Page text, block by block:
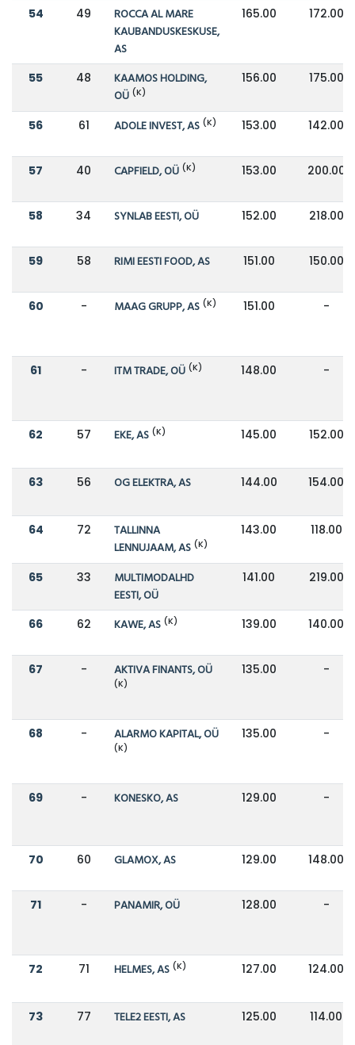
54 49
ROCCA AL MARE
KAUBANDUSKESKUSE,
AS
165.00 172.00
55 48
KAAMOS HOLDING,
OÜ (K)
156.00 175.00
56 61 ADOLE INVEST, AS (K) 153.00 142.00
57 40 CAPFIELD, OÜ (K) 153.00 200.00
58 34 SYNLAB EESTI, OÜ 152.00 218.00
59 58 RIMI EESTI FOOD, AS 151.00 150.00
60 - MAAG GRUPP, AS (K) 151.00 -
61 - ITM TRADE, OÜ (K) 148.00 -
62 57 EKE, AS (K) 145.00 152.00
63 56 OG ELEKTRA, AS 144.00 154.00
64 72
TALLINNA
LENNUJAAM, AS (K)
143.00 118.00
65 33
MULTIMODALHD
EESTI, OÜ
141.00 219.00
66 62 KAWE, AS (K) 139.00 140.00
67 - AKTIVA FINANTS, OÜ
(K)
135.00 -
68 - ALARMO KAPITAL, OÜ
(K)
135.00 -
69 - KONESKO, AS 129.00 -
70 60 GLAMOX, AS 129.00 148.00
71 - PANAMIR, OÜ 128.00 -
72 71 HELMES, AS (K) 127.00 124.00
73 77 TELE2 EESTI, AS 125.00 114.00